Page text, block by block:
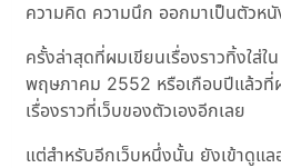
ความคิด ความนึก ออกมาเป็นตัวห
ครั้งล่าสุดที่ผมเขียนเรื่องราวทิ้งใส่
พฤษภาคม 2552 หรือเกือบปีแล้วที่ผ
เรื่องราวที่เว็บของตัวเองอีกเลย
แต่สำหรับอีกเว็บหนึ่งนั้น ยังเข้าดูแ